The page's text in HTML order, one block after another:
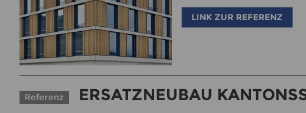
LINK ZUR REFERENZ
Referenz ERSATZNEUBAU